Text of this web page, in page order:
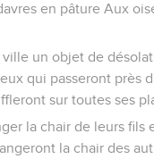
en pâture Aux
un objet de
qui passeront près
sur toutes ses
la chair de leurs fils
la chair des